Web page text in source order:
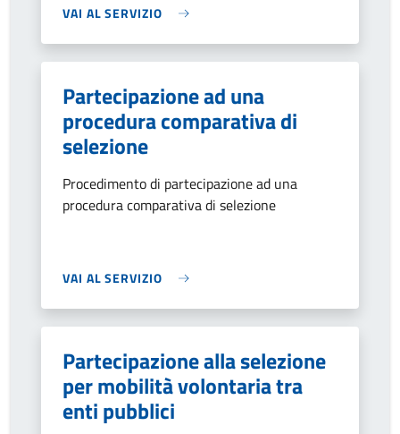
VAI AL SERVIZIO
Partecipazione ad una
procedura comparativa di
selezione
Procedimento di partecipazione ad una
procedura comparativa di selezione
VAI AL SERVIZIO
Partecipazione alla selezione
per mobilità volontaria tra
enti pubblici